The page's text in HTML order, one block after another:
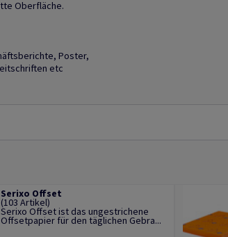
Oberfläche.
Poster,
etc
Serixo Offset
(103 Artikel)
Serixo Offset ist das ungestrichene
Offsetpapier für den täglichen Gebra...